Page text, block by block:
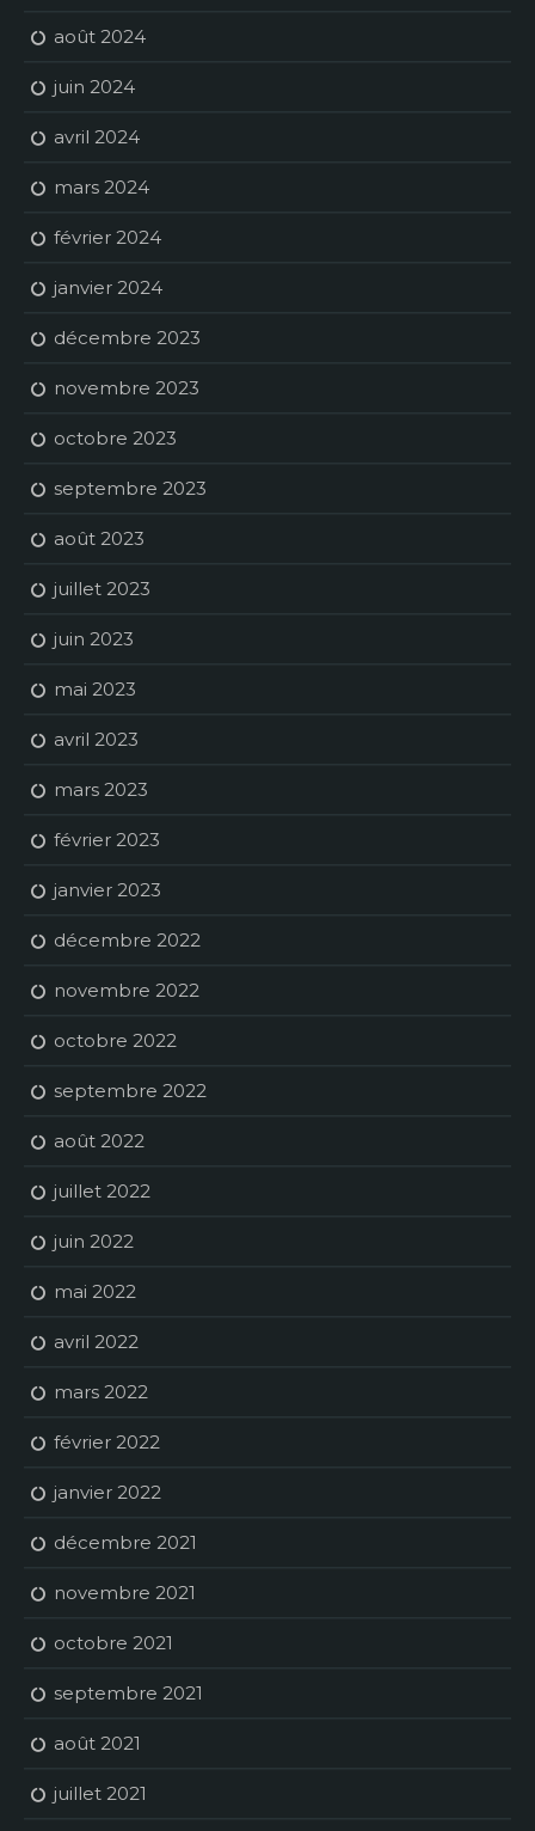
août 2024
juin 2024
avril 2024
mars 2024
février 2024
janvier 2024
décembre 2023
novembre 2023
octobre 2023
septembre 2023
août 2023
juillet 2023
juin 2023
mai 2023
avril 2023
mars 2023
février 2023
janvier 2023
décembre 2022
novembre 2022
octobre 2022
septembre 2022
août 2022
juillet 2022
juin 2022
mai 2022
avril 2022
mars 2022
février 2022
janvier 2022
décembre 2021
novembre 2021
octobre 2021
septembre 2021
août 2021
juillet 2021